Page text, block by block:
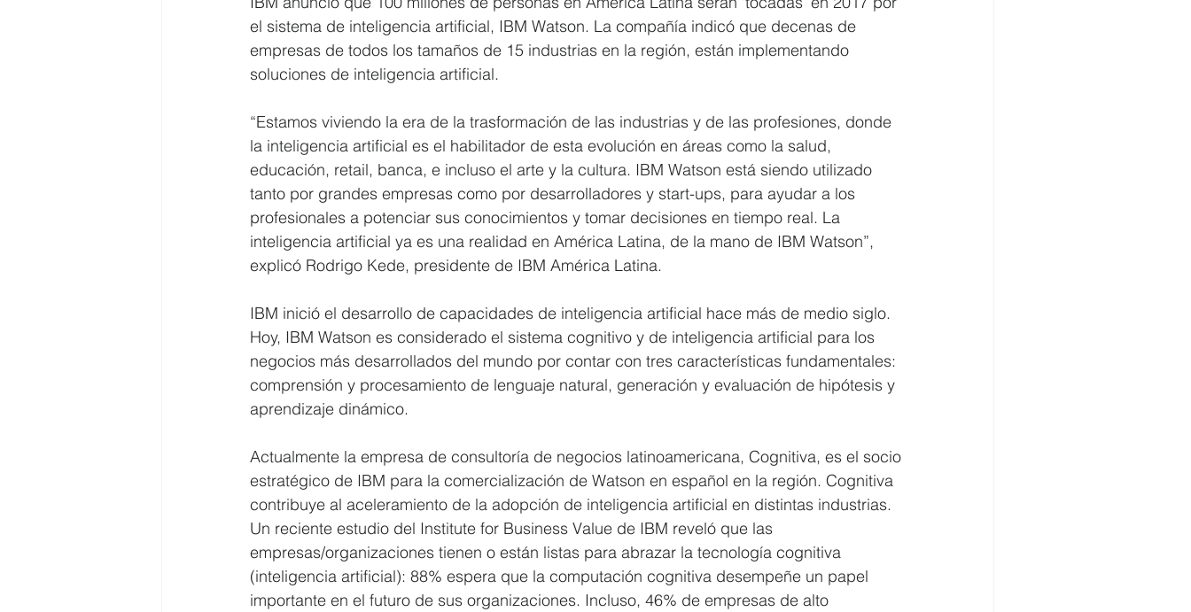
el sistema de inteligencia artificial, IBM Watson. La compañía indicó que decenas de
empresas de todos los tamaños de 15 industrias en la región, están implementando
soluciones de inteligencia artificial.
“Estamos viviendo la era de la trasformación de las industrias y de las profesiones, donde
la inteligencia artificial es el habilitador de esta evolución en áreas como la salud,
educación, retail, banca, e incluso el arte y la cultura. IBM Watson está siendo utilizado
tanto por grandes empresas como por desarrolladores y start-ups, para ayudar a los
profesionales a potenciar sus conocimientos y tomar decisiones en tiempo real. La
inteligencia artificial ya es una realidad en América Latina, de la mano de IBM Watson”,
explicó Rodrigo Kede, presidente de IBM América Latina.
IBM inició el desarrollo de capacidades de inteligencia artificial hace más de medio siglo.
Hoy, IBM Watson es considerado el sistema cognitivo y de inteligencia artificial para los
negocios más desarrollados del mundo por contar con tres características fundamentales:
comprensión y procesamiento de lenguaje natural, generación y evaluación de hipótesis y
aprendizaje dinámico.
Actualmente la empresa de consultoría de negocios latinoamericana, Cognitiva, es el socio
estratégico de IBM para la comercialización de Watson en español en la región. Cognitiva
contribuye al aceleramiento de la adopción de inteligencia artificial en distintas industrias.
Un reciente estudio del Institute for Business Value de IBM reveló que las
empresas/organizaciones tienen o están listas para abrazar la tecnología cognitiva
(inteligencia artificial): 88% espera que la computación cognitiva desempeñe un papel
importante en el futuro de sus organizaciones. Incluso, 46% de empresas de alto